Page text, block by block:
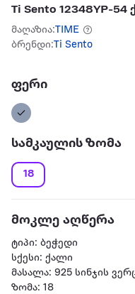
Ti Sento 12348YP-
მაღაზია:TIME
ბრენდი:Ti Sento
ფერი
სამკაულის ზომა
18
მოკლე აღწერა
ტიპი: ბეჭედი
სქესი: ქალი
მასალა: 925 სინჯის
ზომა: 18